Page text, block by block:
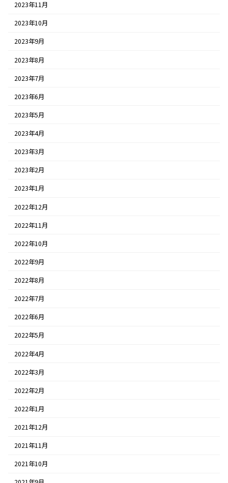
2023年11月
2023年10月
2023年9月
2023年8月
2023年7月
2023年6月
2023年5月
2023年4月
2023年3月
2023年2月
2023年1月
2022年12月
2022年11月
2022年10月
2022年9月
2022年8月
2022年7月
2022年6月
2022年5月
2022年4月
2022年3月
2022年2月
2022年1月
2021年12月
2021年11月
2021年10月